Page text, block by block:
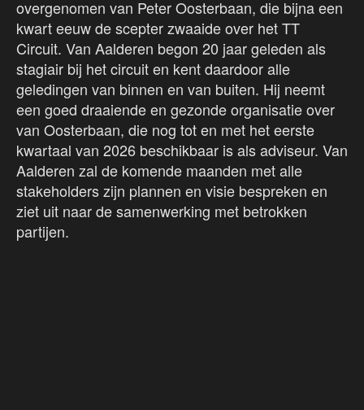
overgenomen van Peter Oosterbaan, die bijna een
kwart eeuw de scepter zwaaide over het TT
Circuit. Van Aalderen begon 20 jaar geleden als
stagiair bij het circuit en kent daardoor alle
geledingen van binnen en van buiten. Hij neemt
een goed draaiende en gezonde organisatie over
van Oosterbaan, die nog tot en met het eerste
kwartaal van 2026 beschikbaar is als adviseur. Van
Aalderen zal de komende maanden met alle
stakeholders zijn plannen en visie bespreken en
ziet uit naar de samenwerking met betrokken
partijen.